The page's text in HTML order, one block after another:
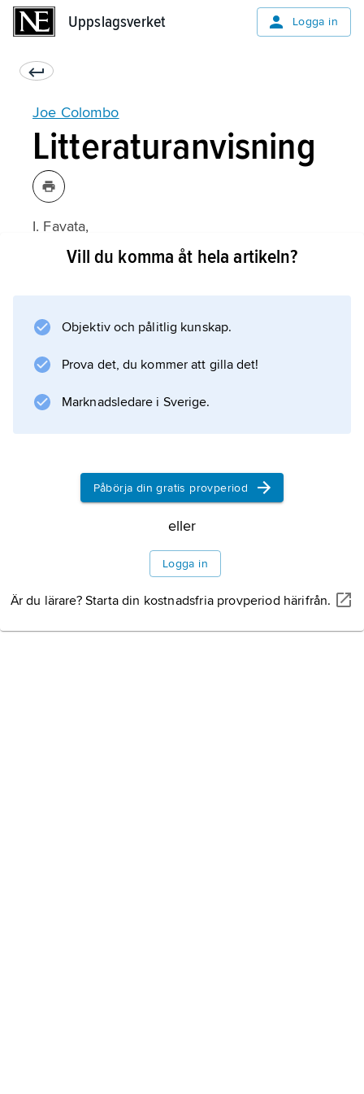
Uppslagsverket Logga in
Joe Colombo
Litteraturanvisning
I. Favata,
Joe Colombo and Italian Design of the Sixties
Vill du komma åt hela artikeln?
Objektiv och pålitlig kunskap.
Prova det, du kommer att gilla det!
Marknadsledare i Sverige.
Påbörja din gratis provperiod
eller
Logga in
Är du lärare? Starta din kostnadsfria provperiod härifrån.